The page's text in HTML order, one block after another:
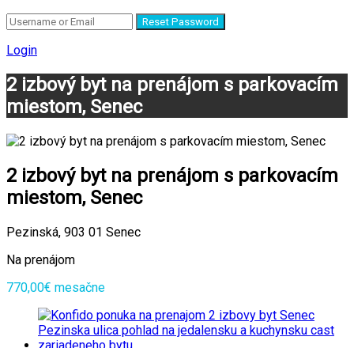
Reset Password
Login
2 izbový byt na prenájom s parkovacím
miestom, Senec
2 izbový byt na prenájom s parkovacím
miestom, Senec
Pezinská, 903 01 Senec
Na prenájom
770,00€ mesačne